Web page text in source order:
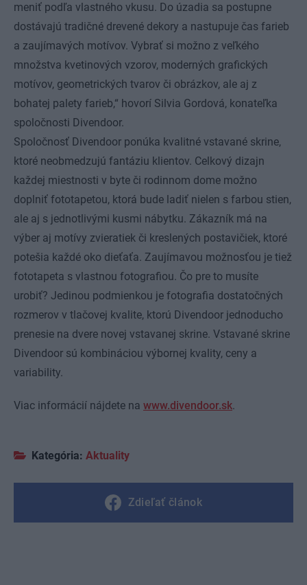
meniť podľa vlastného vkusu. Do úzadia sa postupne
dostávajú tradičné drevené dekory a nastupuje čas farieb
a zaujímavých motívov. Vybrať si možno z veľkého
množstva kvetinových vzorov, moderných grafických
motívov, geometrických tvarov či obrázkov, ale aj z
bohatej palety farieb,“ hovorí Silvia Gordová, konateľka
spoločnosti Divendoor.
Spoločnosť Divendoor ponúka kvalitné vstavané skrine,
ktoré neobmedzujú fantáziu klientov. Celkový dizajn
každej miestnosti v byte či rodinnom dome možno
doplniť fototapetou, ktorá bude ladiť nielen s farbou stien,
ale aj s jednotlivými kusmi nábytku. Zákazník má na
výber aj motívy zvieratiek či kreslených postavičiek, ktoré
potešia každé oko dieťaťa. Zaujímavou možnosťou je tiež
fototapeta s vlastnou fotografiou. Čo pre to musíte
urobiť? Jedinou podmienkou je fotografia dostatočných
rozmerov v tlačovej kvalite, ktorú Divendoor jednoducho
prenesie na dvere novej vstavanej skrine. Vstavané skrine
Divendoor sú kombináciou výbornej kvality, ceny a
variability.
Viac informácií nájdete na www.divendoor.sk.
Kategória: Aktuality
Zdieľať článok